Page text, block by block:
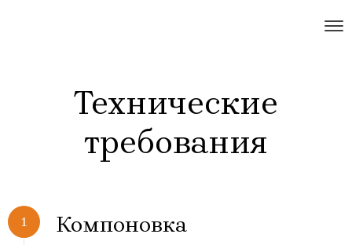
Технические
требования
Компоновка